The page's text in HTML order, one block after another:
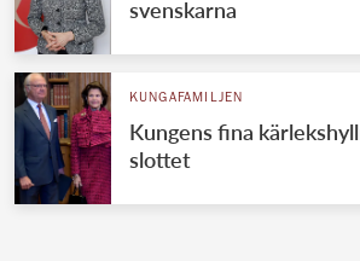
Jordanska kungahuset
Luxemburgska
Japanska kejsarhuset
svenskarna
KUNGAFAMILJEN
Kungens fina
slottet